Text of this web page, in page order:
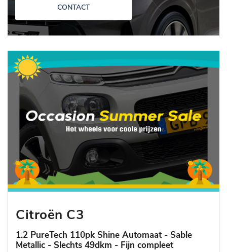
CONTACT
Citroën C3
1.2 PureTech 110pk Shine Automaat - Sable
Metallic - Slechts 49dkm - Fijn compleet